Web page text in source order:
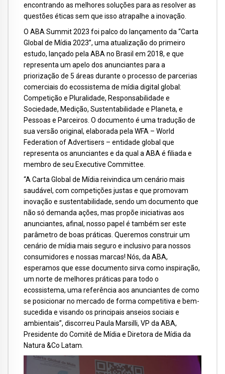
encontrando as melhores soluções para as resolver as
questões éticas sem que isso atrapalhe a inovação.
O ABA Summit 2023 foi palco do lançamento da “Carta
Global de Mídia 2023”, uma atualização do primeiro
estudo, lançado pela ABA no Brasil em 2018, e que
representa um apelo dos anunciantes para a
priorização de 5 áreas durante o processo de parcerias
comerciais do ecossistema de mídia digital global:
Competição e Pluralidade, Responsabilidade e
Sociedade, Medição, Sustentabilidade e Planeta, e
Pessoas e Parceiros. O documento é uma tradução de
sua versão original, elaborada pela WFA – World
Federation of Advertisers – entidade global que
representa os anunciantes e da qual a ABA é filiada e
membro de seu Executive Committee.
“A Carta Global de Mídia reivindica um cenário mais
saudável, com competições justas e que promovam
inovação e sustentabilidade, sendo um documento que
não só demanda ações, mas propõe iniciativas aos
anunciantes, afinal, nosso papel é também ser este
parâmetro de boas práticas. Queremos construir um
cenário de mídia mais seguro e inclusivo para nossos
consumidores e nossas marcas! Nós, da ABA,
esperamos que esse documento sirva como inspiração,
um norte de melhores práticas para todo o
ecossistema, uma referência aos anunciantes de como
se posicionar no mercado de forma competitiva e bem-
sucedida e visando os principais anseios sociais e
ambientais”, discorreu Paula Marsilli, VP da ABA,
Presidente do Comitê de Mídia e Diretora de Mídia da
Natura &Co Latam.